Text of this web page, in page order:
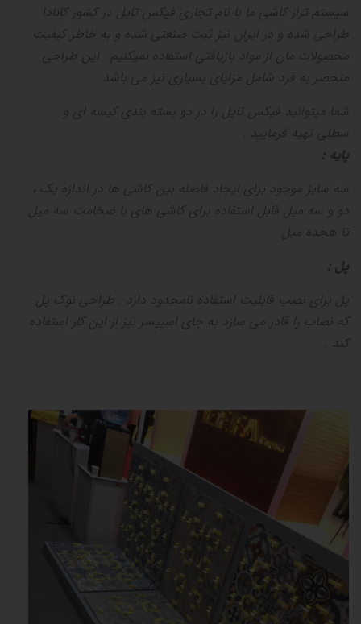
سیستم تراز کاشی ما با نام تجاری فیکس تایل در کشور کانادا
طراحی شده و در ایران نیز ثبت صنعتی شده و به خاطر کیفیت
محصولات مان از مواد بازیافتی استفاده نمیکنیم این طراحی
منحصر به فرد شامل مزایای بسیاری نیز می باشد
شما میتوانید فیکس تایل را در دو بسته بندی کیسه ای و
سطلی تهیه فرمایید
پایه :
سه سایز موجود برای ایجاد فاصله بین کاشی ها در اندازه یک ،
دو و سه میل قابل استفاده برای کاشی های با ضخامت سه میل
تا هجده میل
پل :
پل برای نصب قابلیت استفاده نامحدود دارد
طراحی نوک پل
که نصاب را قادر می سازد به جای اسپیسر نیز از این کار استفاده
کند